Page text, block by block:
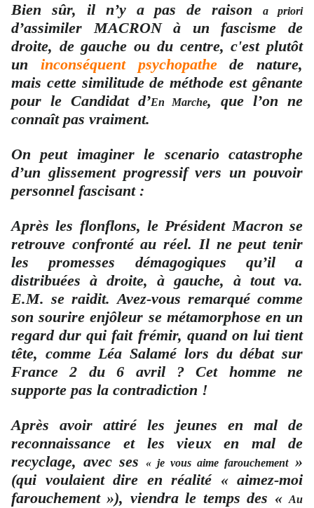
Bien sûr, il n’y a pas de raisona priori
d’assimiler MACRON à un fascisme de
droite, de gauche ou du centre, c'est plutôt
un inconséquent psychopathede nature,
mais cette similitude de méthode est gênante
pour le Candidat d’En Marche, que l’on ne
connaît pas vraiment.
On peut imaginer le scenario catastrophe
d’un glissement progressif vers un pouvoir
personnel fascisant :
Après les flonflons, le Président Macron se
retrouve confronté au réel. Il ne peut tenir
lespromesses démagogiques qu’il a
distribuées à droite, à gauche, à tout va.
E.M. se raidit. Avez-vous remarqué comme
son sourire enjôleur se métamorphose en un
regard dur qui fait frémir, quand on lui tient
tête, comme Léa Salamé lors du débat sur
France 2 du 6 avril ? Cet homme ne
supporte pas la contradiction !
Après avoir attiré les jeunes en mal de
reconnaissance et les vieux en mal de
recyclage, avec ses
« je vous aime farouchement»
(qui voulaient dire en réalité « aimez-moi
farouchement »), viendra le temps des «Au